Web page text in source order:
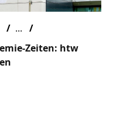
Zeiten: htw